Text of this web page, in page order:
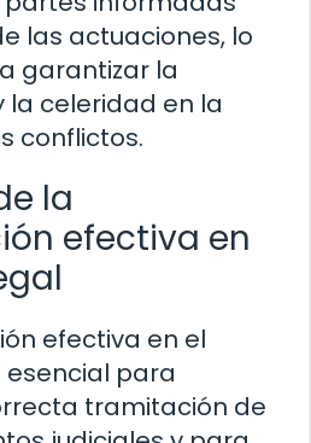
las actuaciones, lo
garantizar la
celeridad en la
conflictos.
la
efectiva en
efectiva en el
para
tramitación de